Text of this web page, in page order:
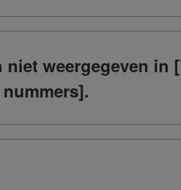
weergegeven in